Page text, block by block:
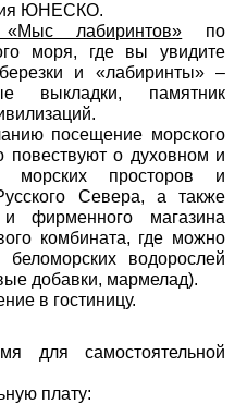
ЮНЕСКО.
лабиринтов» по
моря, где вы увидите
и «лабиринты» –
выкладки, памятник
посещение морского
повествуют о духовном и
морских просторов и
Севера, а также
фирменного магазина
комбината, где можно
водорослей
добавки, мармелад).
в гостиницу.
для самостоятельной
плату: